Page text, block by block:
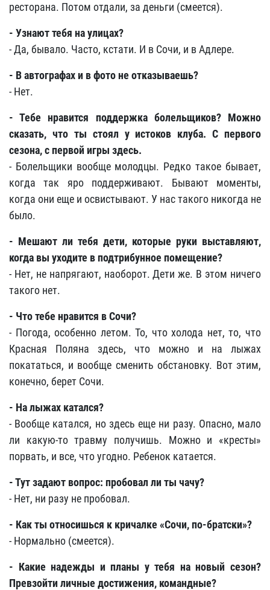
ресторана. Потом отдали, за деньги (смеется).
- Узнают тебя на улицах?
- Да, бывало. Часто, кстати. И в Сочи, и в Адлере.
- В автографах и в фото не отказываешь?
- Нет.
- Тебе нравится поддержка болельщиков? Можно
сказать, что ты стоял у истоков клуба. С первого
сезона, с первой игры здесь.
- Болельщики вообще молодцы. Редко такое бывает,
когда так яро поддерживают. Бывают моменты,
когда они еще и освистывают. У нас такого никогда не
было.
- Мешают ли тебя дети, которые руки выставляют,
когда вы уходите в подтрибунное помещение?
- Нет, не напрягают, наоборот. Дети же. В этом ничего
такого нет.
- Что тебе нравится в Сочи?
- Погода, особенно летом. То, что холода нет, то, что
Красная Поляна здесь, что можно и на лыжах
покататься, и вообще сменить обстановку. Вот этим,
конечно, берет Сочи.
- На лыжах катался?
- Вообще катался, но здесь еще ни разу. Опасно, мало
ли какую-то травму получишь. Можно и «кресты»
порвать, и все, что угодно. Ребенок катается.
- Тут задают вопрос: пробовал ли ты чачу?
- Нет, ни разу не пробовал.
- Как ты относишься к кричалке «Сочи, по-братски»?
- Нормально (смеется).
- Какие надежды и планы у тебя на новый сезон?
Превзойти личные достижения, командные?